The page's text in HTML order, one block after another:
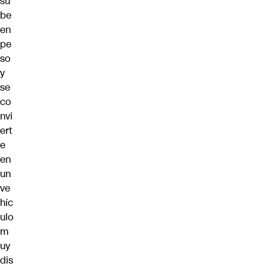
be
en
pe
so
y
se
co
nvi
ert
e
en
un
ve
híc
ulo
m
uy
dis